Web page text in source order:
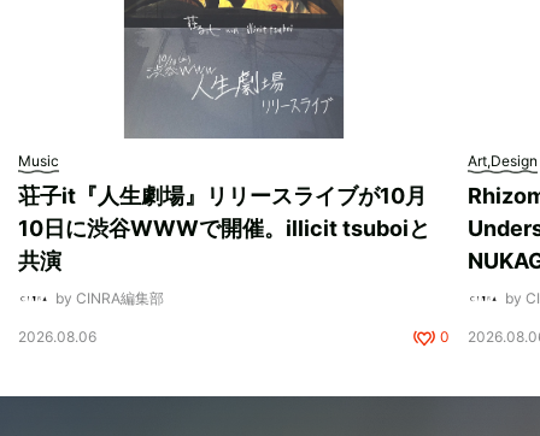
Music
荘子it『人生劇場』リリースライブが10月
10日に渋谷WWWで開催。illicit tsuboiと
共演
by CINRA編集部
2026.08.06 0
Art,Design
by